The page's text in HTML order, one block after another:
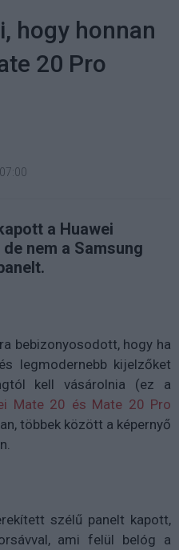
hogy honnan
20 Pro
a Huawei
nem a Samsung
bebizonyosodott, hogy ha
legmodernebb kijelzőket
kell vásárolnia (ez a
Mate 20 és Mate 20 Pro
többek között a képernyő
szélű panelt kapott,
ami felül belóg a